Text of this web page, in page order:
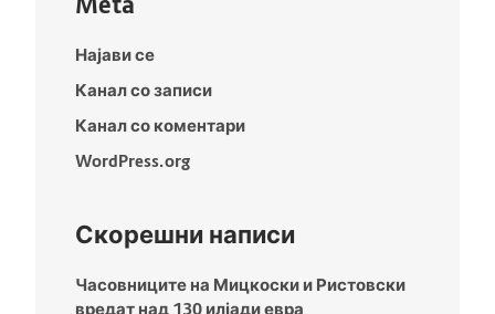
Најави се
Канал со записи
Канал со коментари
WordPress.org
Скорешни написи
Часовниците на Мицкоски и Ристовски
вредат над 130 илјади евра